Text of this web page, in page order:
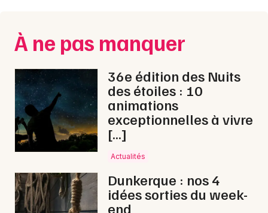
À ne pas manquer
36e édition des Nuits
des étoiles : 10
animations
exceptionnelles à vivre
[…]
Actualités
Dunkerque : nos 4
idées sorties du week-
end